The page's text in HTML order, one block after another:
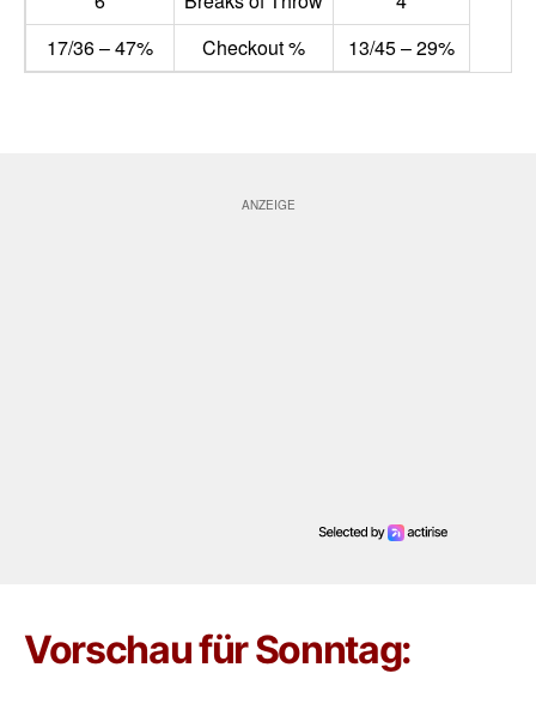
17/36 – 47%
Checkout % 13/45 – 29%
Vorschau für Sonntag: